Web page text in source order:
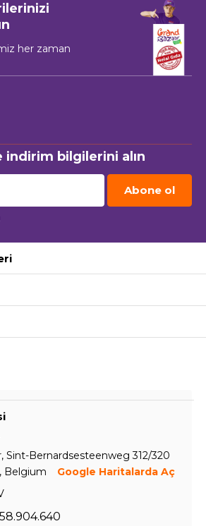
her zaman
indirim bilgilerini alın
Abone ol
Sint-Bernardsesteenweg 312/320
Belgium
Google Haritalarda Aç